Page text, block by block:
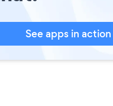
See apps in action